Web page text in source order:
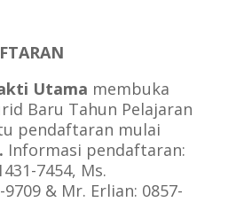
Utama membuka
Baru Tahun Pelajaran
pendaftaran mulai
Informasi pendaftaran:
7454, Ms.
9709 & Mr. Erlian: 0857-